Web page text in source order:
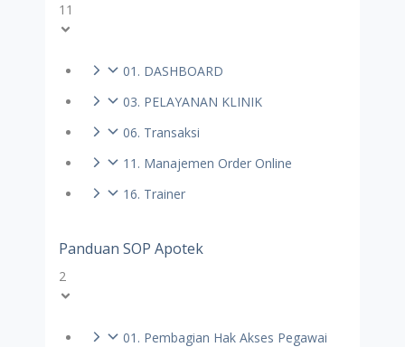
11
01. DASHBOARD
03. PELAYANAN KLINIK
06. Transaksi
11. Manajemen Order Online
16. Trainer
Panduan SOP Apotek
2
01. Pembagian Hak Akses Pegawai